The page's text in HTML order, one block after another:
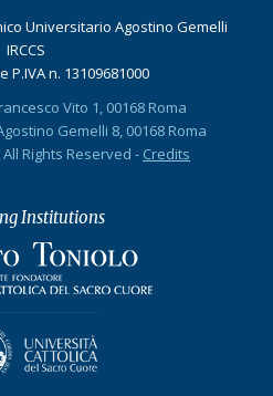
Universitario Agostino Gemelli
IRCCS
P.IVA n. 13109681000
Vito 1, 00168 Roma
Gemelli 8, 00168 Roma
Rights Reserved - Credits
Institutions